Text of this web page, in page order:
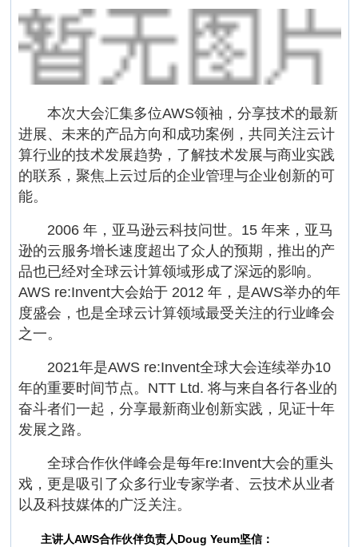
本次大会汇集多位AWS领袖，分享技术的最新
进展、未来的产品方向和成功案例，共同关注云计
算行业的技术发展趋势，了解技术发展与商业实践
的联系，聚焦上云过后的企业管理与企业创新的可
能。
2006 年，亚马逊云科技问世。15 年来，亚马
逊的云服务增长速度超出了众人的预期，推出的产
品也已经对全球云计算领域形成了深远的影响。
AWS re:Invent大会始于 2012 年，是AWS举办的年
度盛会，也是全球云计算领域最受关注的行业峰会
之一。
2021年是AWS re:Invent全球大会连续举办10
年的重要时间节点。NTT Ltd. 将与来自各行各业的
奋斗者们一起，分享最新商业创新实践，见证十年
发展之路。
全球合作伙伴峰会是每年re:Invent大会的重头
戏，更是吸引了众多行业专家学者、云技术从业者
以及科技媒体的广泛关注。
主讲人AWS合作伙伴负责人Doug Yeum坚信：